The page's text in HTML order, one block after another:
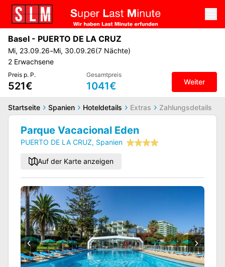
Basel - PUERTO DE LA CRUZ
Mi, 23.09.26-Mi, 30.09.26(7 Nächte)
2 Erwachsene
Preis p. P.
521€
Gesamtpreis
1041€ Weiter
Startseite Spanien Hoteldetails Extras Zahlungsdetails
Parque Vacacional Eden
PUERTO DE LA CRUZ, Spanien
Auf der Karte anzeigen